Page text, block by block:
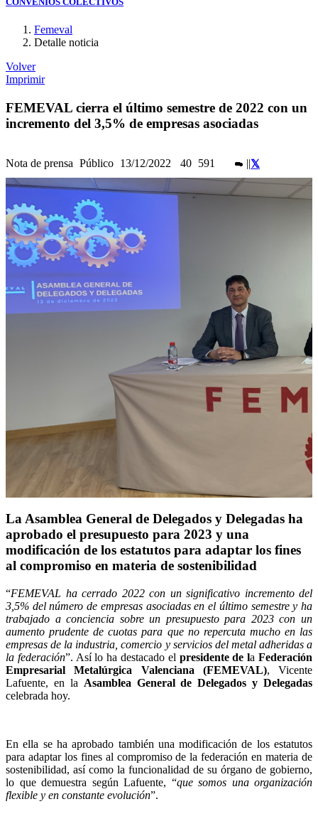
Femeval
Detalle noticia
Volver
Imprimir
FEMEVAL cierra el último semestre de 2022 con un
incremento del 3,5% de empresas asociadas
Nota de prensa Público 13/12/2022 40 591 ||
La Asamblea General de Delegados y Delegadas ha
aprobado el presupuesto para 2023 y una
modificación de los estatutos para adaptar los fines
al compromiso en materia de sostenibilidad
“FEMEVAL ha cerrado 2022 con un significativo incremento del
3,5% del número de empresas asociadas en el último semestre y ha
trabajado a conciencia sobre un presupuesto para 2023 con un
aumento prudente de cuotas para que no repercuta mucho en las
empresas de la industria, comercio y servicios del metal adheridas a
la federación”. Así lo ha destacado el presidente de laFederación
Empresarial Metalúrgica Valenciana (FEMEVAL), Vicente
Lafuente, en la Asamblea General de Delegados y Delegadas
celebrada hoy.
En ella se ha aprobado también una modificación de los estatutos
para adaptar los fines al compromiso de la federación en materia de
sostenibilidad, así como la funcionalidad de su órgano de gobierno,
lo que demuestra según Lafuente, “que somos una organización
flexible y en constante evolución”.